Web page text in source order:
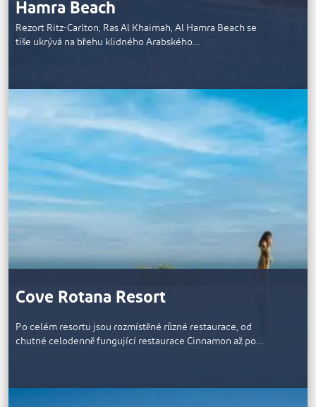
Hamra Beach
Rezort Ritz-Carlton, Ras Al Khaimah, Al Hamra Beach se
tiše ukrývá na břehu klidného Arabského…
Cove Rotana Resort
Po celém resortu jsou rozmístěné různé restaurace, od
chutné celodenně fungující restaurace Cinnamon až po…